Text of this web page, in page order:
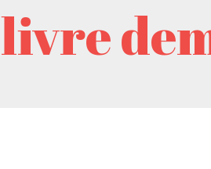
livre